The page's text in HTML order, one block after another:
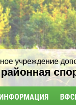
учреждение